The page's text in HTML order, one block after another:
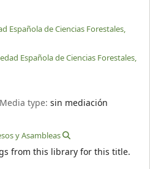
Española de Ciencias Forestales,
Española de Ciencias Forestales,
Media type:sin mediación
y Asambleas
from this library for this title.